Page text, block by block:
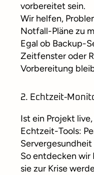
vorbereitet sein.
Wir helfen,
Notfall-Pläne zu
Egal ob Backup-
Zeitfenster oder
Vorbereitung
2. Echtzeit-
Ist ein Projekt
Echtzeit-Tools:
So entdecken wir
sie zur Krise